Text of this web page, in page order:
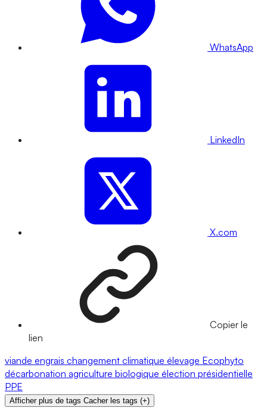
WhatsApp
LinkedIn
X.com
Copier le
lien
viande engrais changement climatique élevage Ecophyto
décarbonation agriculture biologique élection présidentielle
PPE
Afficher plus de tags Cacher les tags (+)